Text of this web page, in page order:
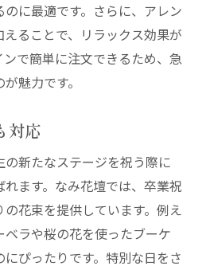
に最適です。さらに、アレン
ることで、リラックス効果が
で簡単に注文できるため、急
魅力です。
対応
新たなステージを祝う際に
ます。なみ花壇では、卒業祝
花束を提供しています。例え
ラや桜の花を使ったブーケ
ぴったりです。特別な日をさ